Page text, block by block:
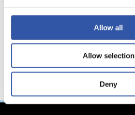
Allow all
Allow selection
Deny